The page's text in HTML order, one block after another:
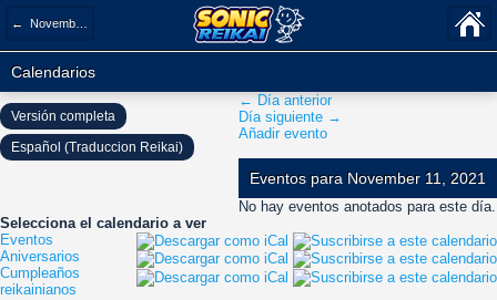
← November 2021
Calendarios
← Día anterior
Día siguiente →
Añadir evento
Eventos para November 11, 2021
No hay eventos anotados para este día.
Selecciona el calendario a ver
Eventos
Aniversarios
Cumpleaños
reikainianos
Versión completa
Español (Traduccion Reikai)